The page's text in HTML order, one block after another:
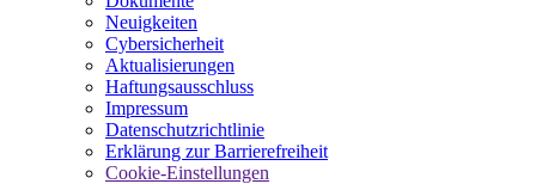
Neuigkeiten
Cybersicherheit
Aktualisierungen
Haftungsausschluss
Impressum
Datenschutzrichtlinie
Erklärung zur Barrierefreiheit
Cookie-Einstellungen